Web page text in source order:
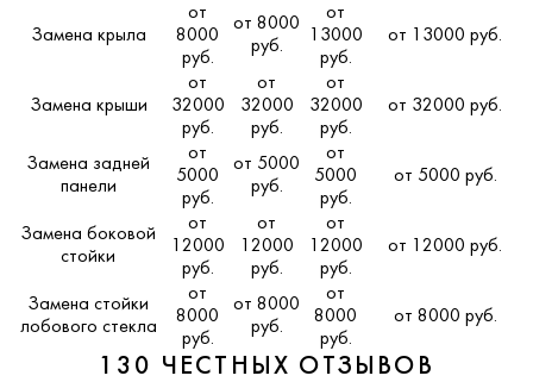
Замена крыла
от
8000
руб.
от 8000
руб.
от
13000
руб.
от 13000 руб.
Замена крыши
от
32000
руб.
от
32000
руб.
от
32000
руб.
от 32000 руб.
Замена задней
панели
от
5000
руб.
от 5000
руб.
от
5000
руб.
от 5000 руб.
Замена боковой
стойки
от
12000
руб.
от
12000
руб.
от
12000
руб.
от 12000 руб.
Замена стойки
лобового стекла
от
8000
руб.
от 8000
руб.
от
8000
руб.
от 8000 руб.
130 ЧЕСТНЫХ ОТЗЫВОВ